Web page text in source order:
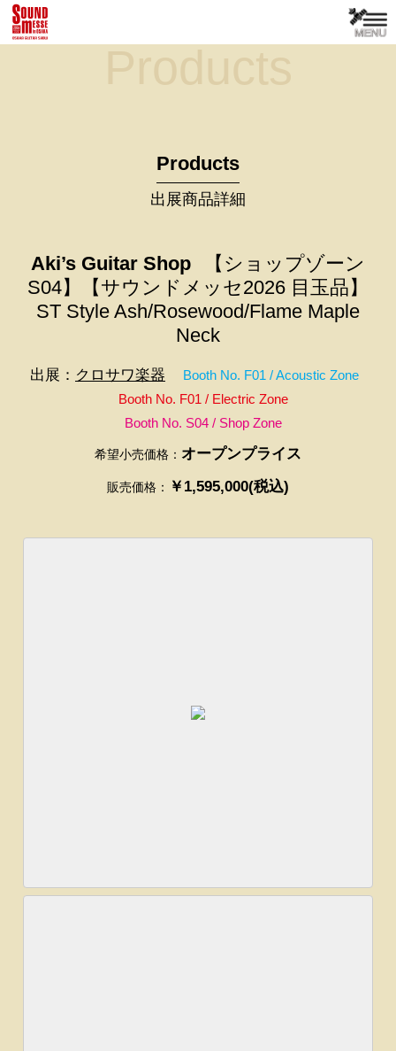
Products
Products
出展商品詳細
Aki’s Guitar Shop
【ショップゾーン
S04】【サウンドメッセ2026 目玉品】
ST Style Ash/Rosewood/Flame Maple
Neck
出展： クロサワ楽器
Booth No. F01 / Acoustic Zone
Booth No. F01 / Electric Zone
Booth No. S04 / Shop Zone
希望小売価格： オープンプライス
販売価格： ￥1,595,000(税込)